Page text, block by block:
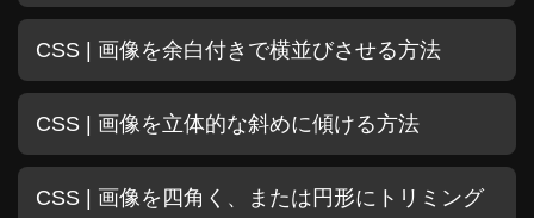
CSS | 画像を余白付きで横並びさせる方法
CSS | 画像を立体的な斜めに傾ける方法
CSS | 画像を四角く、または円形にトリミング